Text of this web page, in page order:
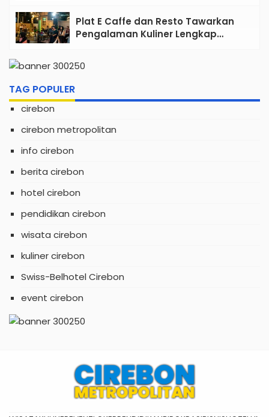
Umat
Plat E Caffe dan Resto Tawarkan
Pengalaman Kuliner Lengkap
TAG POPULER
cirebon
cirebon metropolitan
info cirebon
berita cirebon
hotel cirebon
pendidikan cirebon
wisata cirebon
kuliner cirebon
Swiss-Belhotel Cirebon
event cirebon